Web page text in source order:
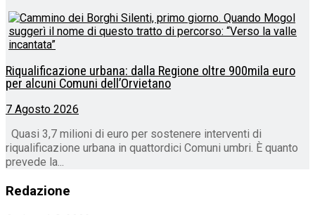
Riqualificazione urbana: dalla Regione oltre 900mila euro
per alcuni Comuni dell’Orvietano
7 Agosto 2026
Quasi 3,7 milioni di euro per sostenere interventi di
riqualificazione urbana in quattordici Comuni umbri. È quanto
prevede la...
Redazione